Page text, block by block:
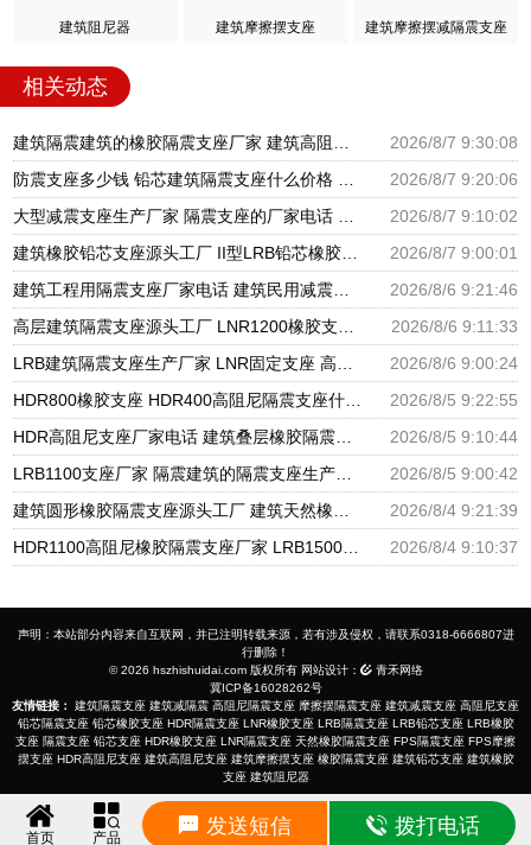
建筑阻尼器 建筑摩擦摆支座 建筑摩擦摆减隔震支座
相关动态
建筑隔震建筑的橡胶隔震支座厂家 建筑高阻尼抗震支座厂家 隔震支座LNR700源头工厂
2026/8/7 9:30:08
防震支座多少钱 铅芯建筑隔震支座什么价格 HDR600支座
2026/8/7 9:20:06
大型减震支座生产厂家 隔震支座的厂家电话 建筑橡胶隔震支座LNR厂家
2026/8/7 9:10:02
建筑橡胶铅芯支座源头工厂 II型LRB铅芯橡胶隔震支座厂家 LNR1300隔震支座厂家
2026/8/7 9:00:01
建筑工程用隔震支座厂家电话 建筑民用减震支座厂家 建筑圆形铅芯橡胶隔震支座厂家
2026/8/6 9:21:46
高层建筑隔震支座源头工厂 LNR1200橡胶支座厂家电话 LNR600支座什么价格
2026/8/6 9:11:33
LRB建筑隔震支座生产厂家 LNR固定支座 高阻尼橡胶支座什么价格
2026/8/6 9:00:24
HDR800橡胶支座 HDR400高阻尼隔震支座什么价格 LRB1500隔震支座
2026/8/5 9:22:55
HDR高阻尼支座厂家电话 建筑叠层橡胶隔震支座源头工厂 LNR水平分散力橡胶隔震支座源头工厂
2026/8/5 9:10:44
LRB1100支座厂家 隔震建筑的隔震支座生产厂家 LNR天然橡胶支座厂家
2026/8/5 9:00:42
建筑圆形橡胶隔震支座源头工厂 建筑天然橡胶隔震支座LRB700厂家 LNR建筑隔震支座报价
2026/8/4 9:21:39
HDR1100高阻尼橡胶隔震支座厂家 LRB1500铅芯支座厂家 隔震支座L800
2026/8/4 9:10:37
首页 产品 发送短信 拨打电话
声明：本站部分内容来自互联网，并已注明转载来源，若有涉及侵权，请联系0318-6666807进
行删除！
© 2026 hszhishuidai.com 版权所有 网站设计：
青禾网络
冀ICP备16028262号
友情链接：
建筑隔震支座 建筑减隔震 高阻尼隔震支座 摩擦摆隔震支座 建筑减震支座 高阻尼支座
铅芯隔震支座 铅芯橡胶支座 HDR隔震支座 LNR橡胶支座 LRB隔震支座 LRB铅芯支座 LRB橡胶
支座 隔震支座 铅芯支座 HDR橡胶支座 LNR隔震支座 天然橡胶隔震支座 FPS隔震支座 FPS摩擦
摆支座 HDR高阻尼支座 建筑高阻尼支座 建筑摩擦摆支座 橡胶隔震支座 建筑铅芯支座 建筑橡胶
支座 建筑阻尼器